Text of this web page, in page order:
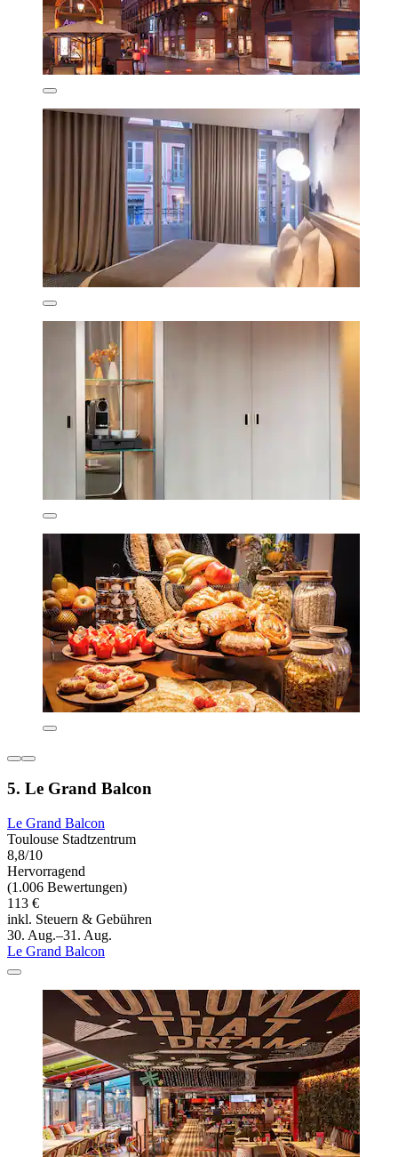
5. Le Grand Balcon
Le Grand Balcon
Toulouse Stadtzentrum
8,8/10
Hervorragend
(1.006 Bewertungen)
113 €
inkl. Steuern & Gebühren
30. Aug.–31. Aug.
Le Grand Balcon